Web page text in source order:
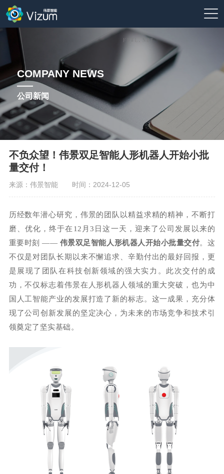
COMPANY NEWS
公司新闻
不负众望！伟景双足智能人形机器人开始小批
量交付！
来源：伟景智能 时间：2024-12-05
历经数年潜心研究，伟景的团队以精益求精的精神，不断打
磨、优化，终于在 12月3日这一天，迎来了公司发展以来的
重要时刻 —— 伟景双足智能人形机器人开始小批量交付。 这
不仅是对团队长期以来不懈追求、辛勤付出的最好回报，更
是展现了团队在科技创新领域的强大实力。 此次交付的成
功，不仅标志着伟景在人形机器人领域的重大突破，也为中
国人工智能产业的发展打造了新的标志。 这一成果，充分体
现了公司创新发展的坚定决心，为未来的市场竞争和技术引
领奠定了坚实基础。